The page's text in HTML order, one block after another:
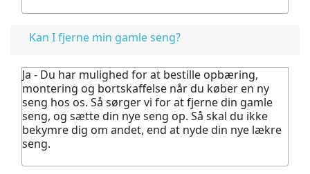
Kan I fjerne min gamle seng?
Ja - Du har mulighed for at bestille opbæring,
montering og bortskaffelse når du køber en ny
seng hos os. Så sørger vi for at fjerne din gamle
seng, og sætte din nye seng op. Så skal du ikke
bekymre dig om andet, end at nyde din nye lækre
seng.